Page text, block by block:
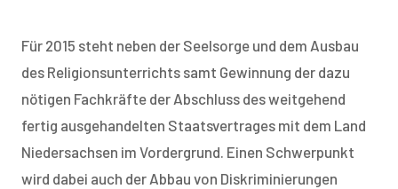
Für 2015 steht neben der Seelsorge und dem Ausbau
des Religionsunterrichts samt Gewinnung der dazu
nötigen Fachkräfte der Abschluss des weitgehend
fertig ausgehandelten Staatsvertrages mit dem Land
Niedersachsen im Vordergrund. Einen Schwerpunkt
wird dabei auch der Abbau von Diskriminierungen